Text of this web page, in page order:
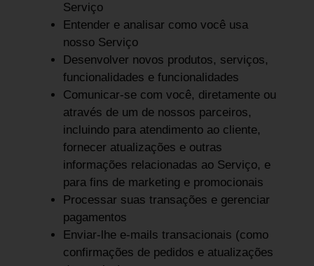
Serviço
Entender e analisar como você usa
nosso Serviço
Desenvolver novos produtos, serviços,
funcionalidades e funcionalidades
Comunicar-se com você, diretamente ou
através de um de nossos parceiros,
incluindo para atendimento ao cliente,
fornecer atualizações e outras
informações relacionadas ao Serviço, e
para fins de marketing e promocionais
Processar suas transações e gerenciar
pagamentos
Enviar-lhe e-mails transacionais (como
confirmações de pedidos e atualizações